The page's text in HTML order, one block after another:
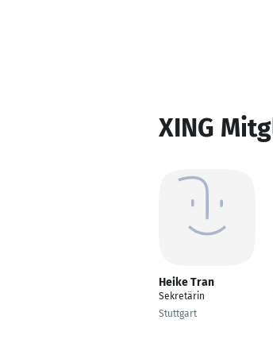
XING
Heike Tran
Sekretärin
Stuttgart